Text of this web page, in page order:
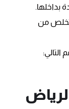
بداخلها.
من
التالي: